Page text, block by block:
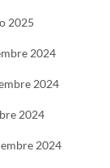
2025
2024
2024
2024
2024